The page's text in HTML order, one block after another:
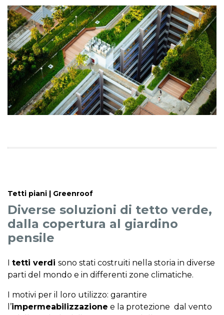
Tetti piani | Greenroof
Diverse soluzioni di tetto verde,
dalla copertura al giardino
pensile
I tetti verdi sono stati costruiti nella storia in diverse
parti del mondo e in differenti zone climatiche.
I motivi per il loro utilizzo: garantire
l’impermeabilizzazione e la protezione dal vento